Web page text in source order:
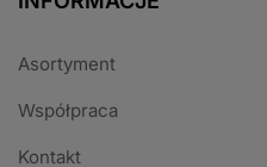
Asortyment
Współpraca
Kontakt